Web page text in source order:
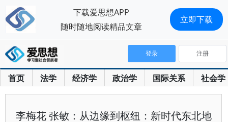
首页 法学 经济学 政治学 国际关系 社会学
登录 注册
李梅花 张敏：从边缘到枢纽：新时代东北地
下载爱思想APP
随时随地阅读精品文章
立即下载